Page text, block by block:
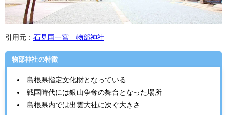
引用元： 石見国一宮 物部神社
物部神社の特徴
島根県指定文化財となっている
戦国時代には銀山争奪の舞台となった場所
島根県内では出雲大社に次ぐ大きさ